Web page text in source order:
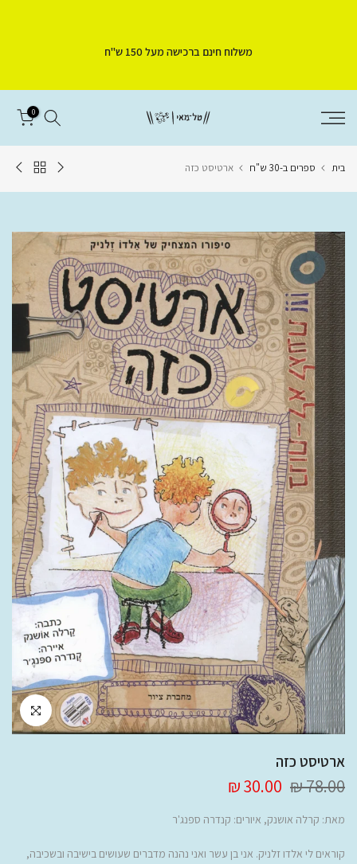
משלוח חינם ברכישה מעל 150 ש"ח
0
בית ספרים ב-30 ש"ח ארטיסט כזה
לחץ להגדלה
ארטיסט כזה
78.00 ₪
30.00 ₪
מאת: קרלה אושנק, איורים: קנדרה ספנג'ר
קוראים לי אלדו זלניק. אני בן עשר ואני נהנה מדברים שעושים בישיבה ובשכיבה,